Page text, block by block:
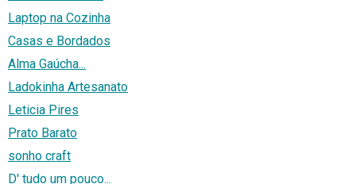
Laptop na Cozinha
Casas e Bordados
Alma Gaúcha...
Ladokinha Artesanato
Leticia Pires
Prato Barato
sonho craft
D' tudo um pouco...